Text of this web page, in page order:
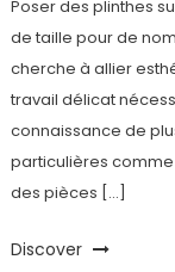
Poser des plinthes
de taille pour de
cherche à allier
travail délicat
connaissance de
particulières
des pièces […]
Discover